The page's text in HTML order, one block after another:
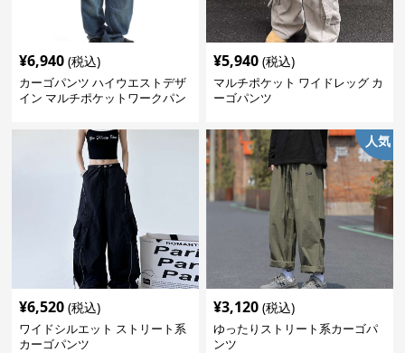
¥6,940 (税込)
カーゴパンツ ハイウエストデザ
イン マルチポケットワークパン
¥5,940 (税込)
マルチポケット ワイドレッグ カ
ーゴパンツ
¥6,520 (税込)
ワイドシルエット ストリート系
カーゴパンツ
人気
¥3,120 (税込)
ゆったりストリート系カーゴパ
ンツ